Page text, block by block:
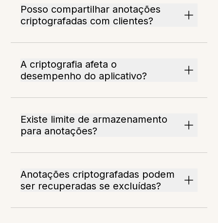
Posso compartilhar anotações
criptografadas com clientes?
A criptografia afeta o
desempenho do aplicativo?
Existe limite de armazenamento
para anotações?
Anotações criptografadas podem
ser recuperadas se excluídas?